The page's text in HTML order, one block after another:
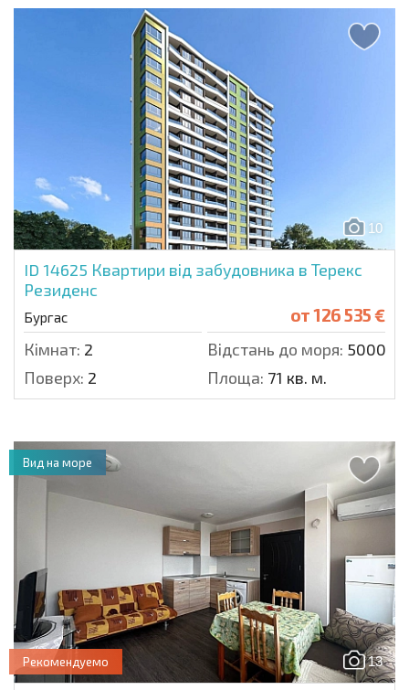
10
ID 14625 Квартири від забудовника в Терекс
Резиденс
Бургас от126 535 €
Кімнат: 2 Відстань до моря: 5000 м.
Поверх: 2 Площа: 71 кв. м.
13
Рекомендуемо
Вид на море